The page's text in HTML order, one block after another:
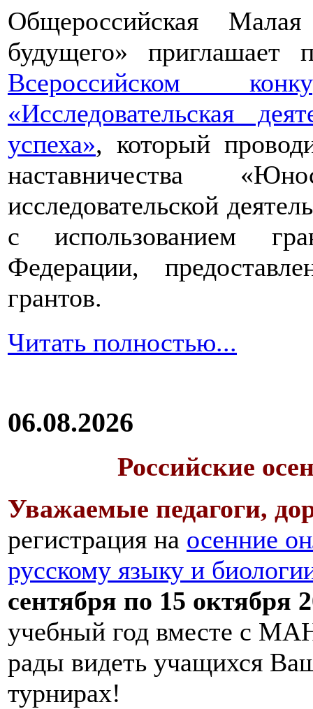
Общероссийская
будущего» приглашает
Всероссийском
«Исследовательская
успеха», который
наставничества
исследовательской
с использованием
Федерации,
грантов.
Читать полностью...
06.08.2026
Российские
Уважаемые педагоги,
регистрация на осенние
русскому языку и
сентября по 15 октября
учебный год вместе с
рады видеть учащихся
турнирах!